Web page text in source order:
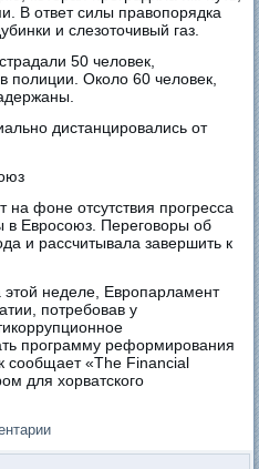
В ответ силы правопорядка
и слезоточивый газ.
50 человек,
полиции. Около 60 человек,
дистанцировались от
на фоне отсутствия прогресса
в Евросоюз. Переговоры об
и рассчитывала завершить к
этой неделе, Европарламент
потребовав у
программу реформирования
сообщает «The Financial
для хорватского